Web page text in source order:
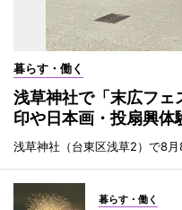
暮らす・働く
浅草神社で「末広フ
印や日本画・投扇興体
浅草神社（台東区浅草2）で8月
暮らす・働く